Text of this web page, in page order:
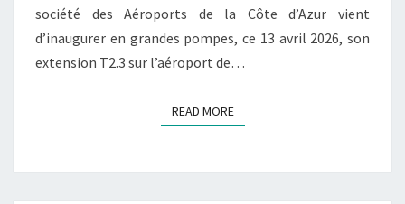
société des Aéroports de la Côte d’Azur vient
d’inaugurer en grandes pompes, ce 13 avril 2026, son
extension T2.3 sur l’aéroport de…
READ MOREREAD MORE